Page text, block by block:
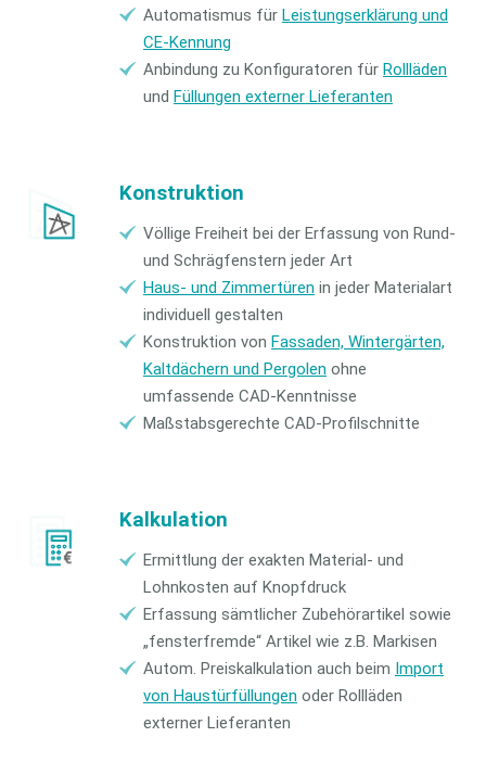
Automatismus für Leistungserklärung und
CE-Kennung
Anbindung zu Konfiguratoren für Rollläden
und Füllungen externer Lieferanten
Konstruktion
Völlige Freiheit bei der Erfassung von Rund-
und Schrägfenstern jeder Art
Haus- und Zimmertüren in jeder Materialart
individuell gestalten
Konstruktion von Fassaden, Wintergärten,
Kaltdächern und Pergolen ohne
umfassende CAD-Kenntnisse
Maßstabsgerechte CAD-Profilschnitte
Kalkulation
Ermittlung der exakten Material- und
Lohnkosten auf Knopfdruck
Erfassung sämtlicher Zubehörartikel sowie
„fensterfremde“ Artikel wie z.B. Markisen
Autom. Preiskalkulation auch beim Import
von Haustürfüllungen oder Rollläden
externer Lieferanten